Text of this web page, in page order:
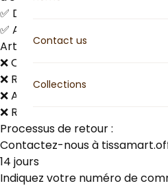
Contact us
Collections
✅ Designs personnalisés si
✅ Articles endommagés
Articles NON éligibles :
❌ Œuvres originales (vente
❌ Reproductions
❌ Articles endommagés par le
❌ Reproductions ouvertes ou
Processus de retour :
Contactez-nous à
14 jours
Indiquez votre numéro de